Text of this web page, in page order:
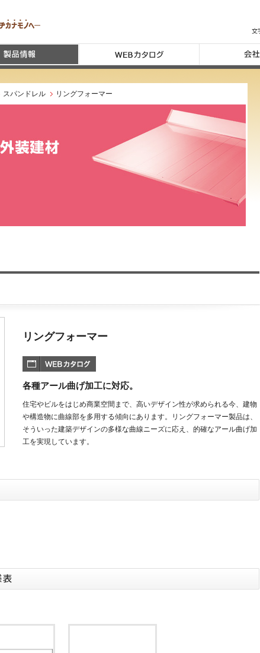
スパンドレル リングフォーマー
リングフォーマー
各種アール曲げ加工に対応。
住宅やビルをはじめ商業空間まで、高いデザイン性が求められる今、建物
や構造物に曲線部を多用する傾向にあります。リングフォーマー製品は、
そういった建築デザインの多様な曲線ニーズに応え、的確なアール曲げ加
工を実現しています。